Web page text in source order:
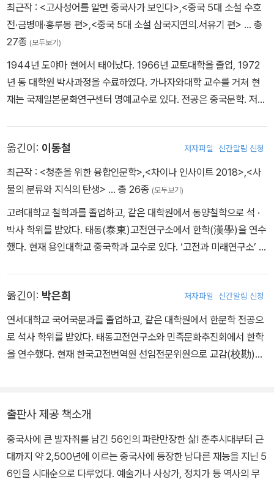
최근작 : <고사성어를 알면 중국사가 보인다> <중국 5대 소설 수호
전·금병매·홍루몽 편> <중국 5대 소설 삼국지연의.서유기 편> … 총
27종 (모두보기)
1944년 도야마 현에서 태어났다. 1966년 교토대학을 졸업, 1972
년 동 대학원 박사과정을 수료하였다. 가나자와대학 교수를 거쳐 현
재는 국제일본문화연구센터 명예교수로 있다. 전공은 중국문학. 저서
다』, 『삼국지 명언집』, 『중국 명언집』, 『중국 명시집』 등 다수가 있다.
옮긴이: 이동철 저자파일 신간알림 신청
최근작 : <청춘을 위한 융합인문학> <차이나 인사이트 2018> <사
물의 분류와 지식의 탄생> … 총 26종 (모두보기)
고려대학교 철학과를 졸업하고, 같은 대학원에서 동양철학으로 석 ·
박사 학위를 받았다. 태동(泰東)고전연구소에서 한학(漢學)을 연수
했다. 현재 용인대학교 중국학과 교수로 있다. ‘고전과 미래연구소’ 소
저), 『한국학 사전 편찬의 현황』(공저) 등이 있으며, 옮긴 책으로 『중
국을 움직인 30권의 책』(공역), 『유교사』(공역), 『장안의 봄』(공역),
『중국출판문화사』(공역), 『문사공구서개론(文史工具書槪論)』 등
이 있다. 『세계 지식인 지도』, 『위대한 아시아』, 『21세기의 동양철학』
옮긴이: 박은희 저자파일 신간알림 신청
연세대학교 국어국문과를 졸업하고, 같은 대학원에서 한문학 전공으
로 석사 학위를 받았다. 태동고전연구소와 민족문화추진회에서 한학
을 연수했다. 현재 한국고전번역원 선임전문위원으로 교감(校勘)과
출판사 제공 책소개
중국사에 큰 발자취를 남긴 56인의 파란만장한 삶! 춘추시대부터 근
대까지 약 2,500년에 이르는 중국사에 등장한 남다른 재능을 지닌 5
6인을 시대순으로 다루었다. 예술가나 사상가, 정치가 등 역사의 무